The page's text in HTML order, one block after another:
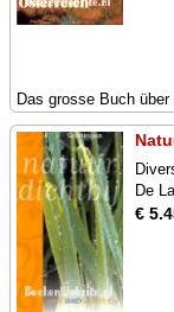
Das grosse Buch
De
€